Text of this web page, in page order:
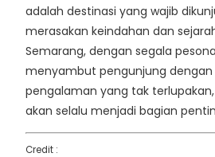
adalah destinasi yang wajib
merasakan keindahan dan
Semarang, dengan segala
menyambut pengunjung
pengalaman yang tak
akan selalu menjadi bagian
Credit :